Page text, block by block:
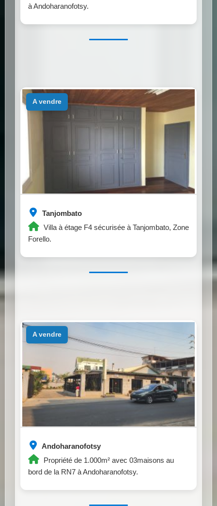
à Andoharanofotsy.
Tanjombato
Villa à étage F4 sécurisée à Tanjombato, Zone
Forello.
a vendre
Andoharanofotsy
Propriété de 1.000m² avec 03maisons au
bord de la RN7 à Andoharanofotsy.
a vendre